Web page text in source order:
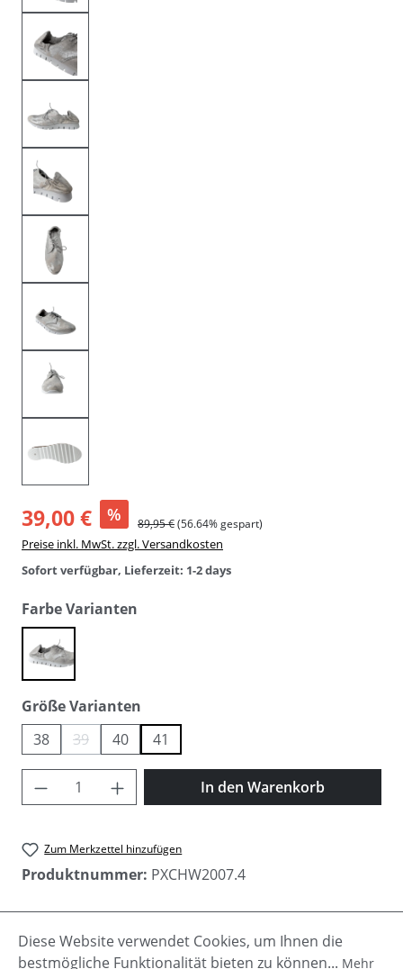
39,00 € % 89,95 €(56.64% gespart)
Preise inkl. MwSt. zzgl. Versandkosten
Sofort verfügbar, Lieferzeit: 1-2 days
Farbe Varianten
silver
Größe Varianten
38
39(Diese Option ist zurzeit nicht verfügbar.)
40 41
Produkt Anzahl: Gib den gewünschten
In den Warenkorb
Zum Merkzettel hinzufügen
Produktnummer: PXCHW2007.4
Beschreibung
Diese Website verwendet Cookies, um Ihnen die
bestmögliche Funktionalität bieten zu können... Mehr